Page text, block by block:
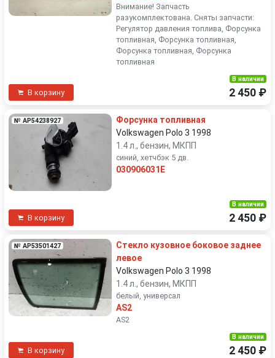
Внимание! Запчасть
разукомплектована. Сняты запчасти:
Регулятор давления топлива, Форсунка
топливная, Форсунка топливная,
Форсунка топливная, Форсунка
топливная
В корзину
В наличии
2 450 ₽
№ AP54238927
Форсунка топливная
Volkswagen Polo 3 1998
1.4 л., бензин, МКПП
синий, хетчбэк 5 дв.
030906031E
В корзину
В наличии
2 450 ₽
№ AP53501427
Стекло кузовное боковое заднее
левое
Volkswagen Polo 3 1998
1.4 л., бензин, МКПП
белый, универсал
AS2
AS2
В корзину
В наличии
2 450 ₽